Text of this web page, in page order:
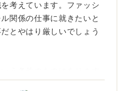
考えています。ファッシ
関係の仕事に就きたいと
とやはり厳しいでしょう
う条件のものはあります